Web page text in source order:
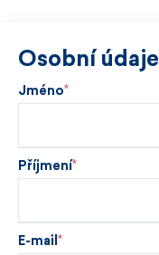
Osobní údaje
Jméno
Příjmení
E-mail